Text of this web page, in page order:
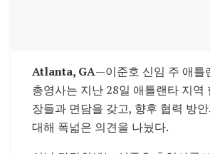
Atlanta, GA—이준호 신임 주 애틀
총영사는 지난 28일 애틀랜타 지역
장들과 면담을 갖고, 향후 협력 방
대해 폭넓은 의견을 나눴다.